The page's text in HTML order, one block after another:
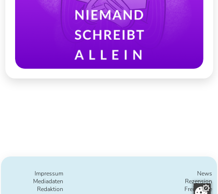
Impressum
Mediadaten
Redaktion
News
Rezension
Freie Texte